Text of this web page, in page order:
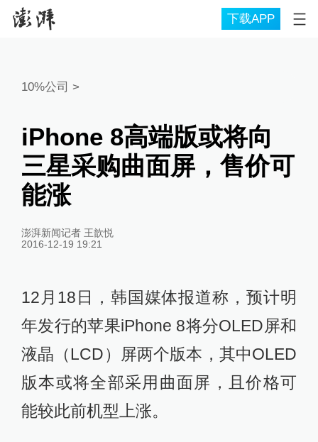
下载APP
10%公司 >
iPhone 8高端版或将向
三星采购曲面屏，售价可
能涨
澎湃新闻记者 王歆悦
2016-12-19 19:21
12月18日，韩国媒体报道称，预计明
年发行的苹果iPhone 8将分OLED屏和
液晶（LCD）屏两个版本，其中OLED
版本或将全部采用曲面屏，且价格可
能较此前机型上涨。